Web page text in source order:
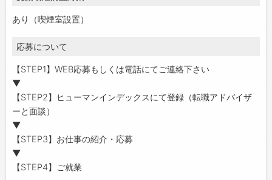
あり（喫煙室設置）
応募について
【STEP1】WEB応募もしくは電話にてご連絡下さい
▼
【STEP2】ヒューマンインデックスにて登録（転職アドバイザ
ーと面談）
▼
【STEP3】お仕事の紹介・応募
▼
【STEP4】ご就業